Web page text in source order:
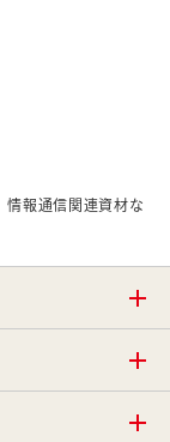
情報通信関連資材な